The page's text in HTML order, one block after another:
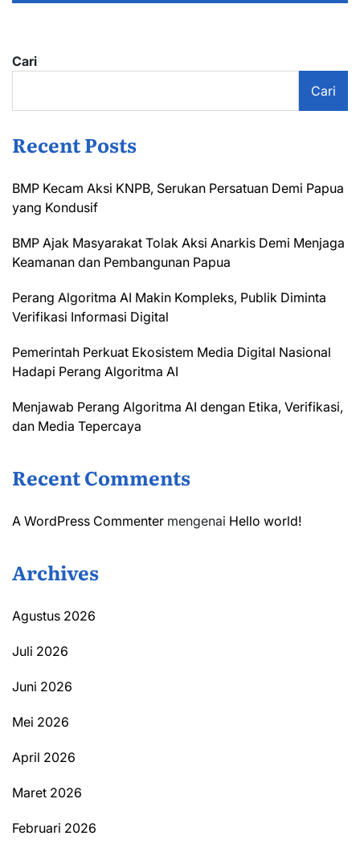
Cari
Cari
Recent Posts
BMP Kecam Aksi KNPB, Serukan Persatuan Demi Papua
yang Kondusif
BMP Ajak Masyarakat Tolak Aksi Anarkis Demi Menjaga
Keamanan dan Pembangunan Papua
Perang Algoritma AI Makin Kompleks, Publik Diminta
Verifikasi Informasi Digital
Pemerintah Perkuat Ekosistem Media Digital Nasional
Hadapi Perang Algoritma AI
Menjawab Perang Algoritma AI dengan Etika, Verifikasi,
dan Media Tepercaya
Recent Comments
A WordPress Commenter mengenai Hello world!
Archives
Agustus 2026
Juli 2026
Juni 2026
Mei 2026
April 2026
Maret 2026
Februari 2026